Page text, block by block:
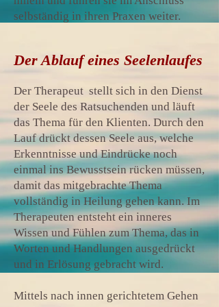
selbständig in ihren Praxen weiter.
Der Ablauf eines Seelenlaufes
Der Therapeut stellt sich in den Dienst
der Seele des Ratsuchenden und läuft
das Thema für den Klienten. Durch den
Lauf drückt dessen Seele aus, welche
Erkenntnisse und Eindrücke noch
einmal ins Bewusstsein rücken müssen,
damit das mitgebrachte Thema
vollständig in Heilung gehen kann. Im
Therapeuten entsteht ein inneres
Wissen und Fühlen zum Thema, das in
Worten und Handlungen ausgedrückt
und in Erlösung gebracht wird.
Mittels nach innen gerichtetem Gehen